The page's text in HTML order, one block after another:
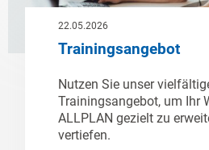
22.05.2026
Trainingsangebot
Nutzen Sie unser
Trainingsangebot, um Ihr
ALLPLAN gezielt zu
vertiefen.